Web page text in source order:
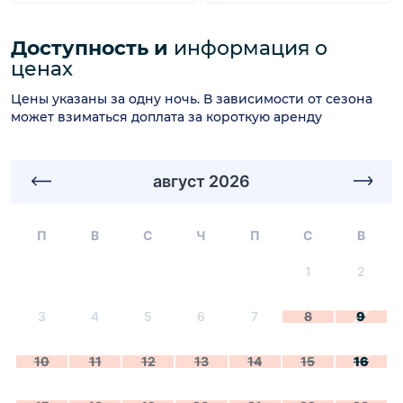
Доступность и информация о
ценах
Цены указаны за одну ночь. В зависимости от сезона
может взиматься доплата за короткую аренду
август 2026
П В С Ч П С В
1 2
3 4 5 6 7 8 9
10 11 12 13 14 15 16